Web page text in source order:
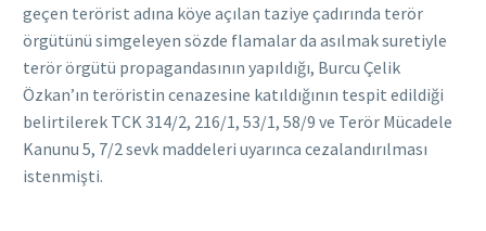
geçen terörist adına köye açılan taziye çadırında terör
örgütünü simgeleyen sözde flamalar da asılmak suretiyle
terör örgütü propagandasının yapıldığı, Burcu Çelik
Özkan’ın teröristin cenazesine katıldığının tespit edildiği
belirtilerek TCK 314/2, 216/1, 53/1, 58/9 ve Terör Mücadele
Kanunu 5, 7/2 sevk maddeleri uyarınca cezalandırılması
istenmişti.